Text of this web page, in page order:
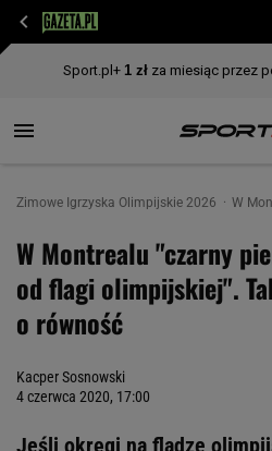
Zimowe Igrzyska Olimpijskie 2026 W
W Montrealu "czarny
od flagi olimpijskiej".
o równość
Kacper Sosnowski
4 czerwca 2020, 17:00
Jeśli okręgi na fladze